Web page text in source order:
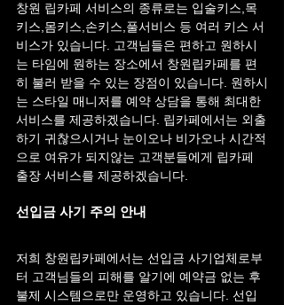
창원 립카페 서비스의 종류로는 입술키스,목
키스,몸키스,손키스,풀서비스 등 여러 키스 서
비스가 있습니다. 고객님들은 편하고 원하시
는 타임에 원하는 장소에서 창원립카페를 편
히 불러 받을 수 있는 장점이 있습니다. 원하시
는 스타일 매니저를 예약 상담을 통해 최대한
서비스를 제공하겠습니다. 립카페에서는 외출
하기 귀찮으시거나 눈이오나 비가오나 시간적
으로 여유가 되지않는 고객분들에게 립카페
출장 서비스를 제공하겠습니다.
선입금 사기 주의 안내
저희 창원립카페에서는 선입금 사기업체로부
터 고객님들의 피해를 알기에 예약금 없는 후
불제 시스템으로만 운영하고 있습니다. 선입